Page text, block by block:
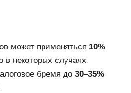
может применяться 10%
в некоторых случаях
бремя до30–35%